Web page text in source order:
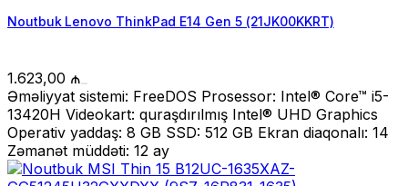
Noutbuk Lenovo ThinkPad E14 Gen 5 (21JK00KKRT)
1.623,00 ₼
Əməliyyat sistemi: FreeDOS Prosessor: Intel® Core™ i5-
13420H Videokart: quraşdırılmış Intel® UHD Graphics
Operativ yaddaş: 8 GB SSD: 512 GB Ekran diaqonalı: 14
Zəmanət müddəti: 12 ay